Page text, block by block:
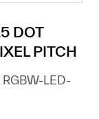
DOT
PITCH
LED-